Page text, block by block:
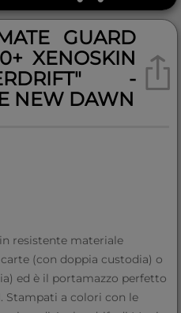
GUARD
XENOSKIN
-
NEW DAWN
resistente materiale
(con doppia custodia) o
ed è il portamazzo perfetto
Stampati a colori con le